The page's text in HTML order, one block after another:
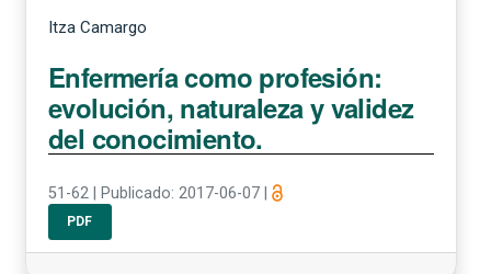
Itza Camargo
Enfermería como profesión:
evolución, naturaleza y validez
del conocimiento.
51-62 Publicado: 2017-06-07
PDF